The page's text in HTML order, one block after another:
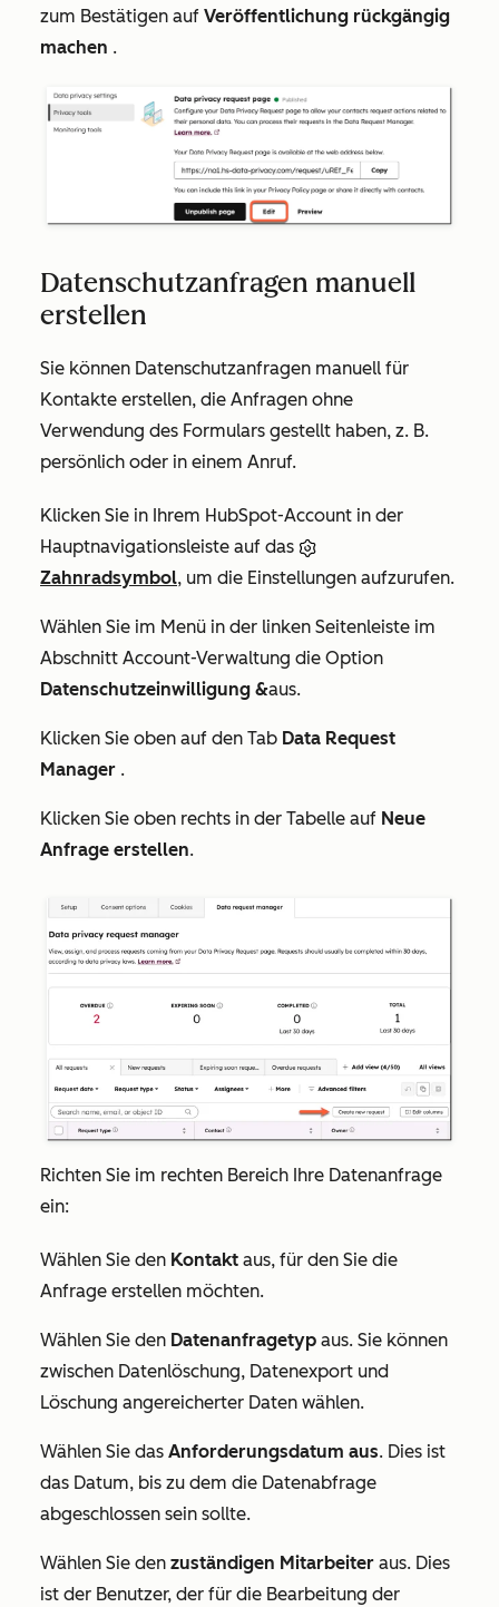
zum Bestätigen auf Veröffentlichung rückgängig
machen .
Datenschutzanfragen manuell
erstellen
Sie können Datenschutzanfragen manuell für
Kontakte erstellen, die Anfragen ohne
Verwendung des Formulars gestellt haben, z. B.
persönlich oder in einem Anruf.
Klicken Sie in Ihrem HubSpot-Account in der
Hauptnavigationsleiste auf das
Zahnradsymbol, um die Einstellungen aufzurufen.
Wählen Sie im Menü in der linken Seitenleiste im
Abschnitt Account-Verwaltung die Option
Datenschutzeinwilligung &aus.
Klicken Sie oben auf den Tab Data Request
Manager .
Klicken Sie oben rechts in der Tabelle auf Neue
Anfrage erstellen.
Richten Sie im rechten Bereich Ihre Datenanfrage
ein:
Wählen Sie den Kontakt aus, für den Sie die
Anfrage erstellen möchten.
Wählen Sie den Datenanfragetyp aus. Sie können
zwischen Datenlöschung, Datenexport und
Löschung angereicherter Daten wählen.
Wählen Sie das Anforderungsdatum aus. Dies ist
das Datum, bis zu dem die Datenabfrage
abgeschlossen sein sollte.
Wählen Sie den zuständigen Mitarbeiter aus. Dies
ist der Benutzer, der für die Bearbeitung der